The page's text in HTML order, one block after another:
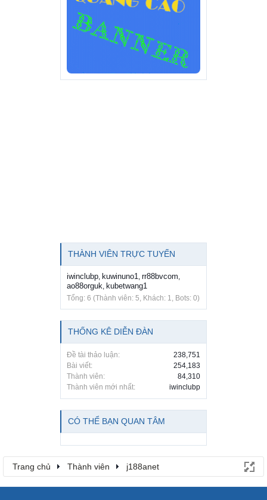
THÀNH VIÊN TRỰC TUYẾN
iwinclubp, kuwinuno1, rr88bvcom,
ao88orguk, kubetwang1
Tổng: 6 (Thành viên: 5, Khách: 1, Bots: 0)
THỐNG KÊ DIỄN ĐÀN
Đề tài thảo luận:
238,751
Bài viết:
254,183
Thành viên:
84,310
Thành viên mới nhất:
iwinclubp
CÓ THỂ BẠN QUAN TÂM
Trang chủ Thành viên j188anet